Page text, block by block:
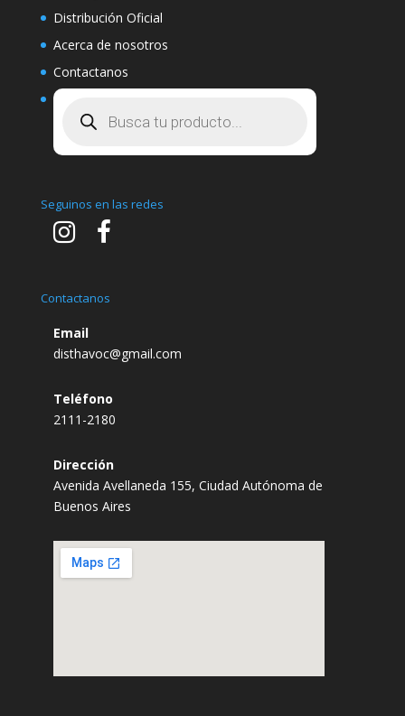
Distribución Oficial
Acerca de nosotros
Contactanos
Seguinos en las redes
Contactanos
Email
disthavoc@gmail.com
Teléfono
2111-2180
Dirección
Avenida Avellaneda 155, Ciudad Autónoma de
Buenos Aires